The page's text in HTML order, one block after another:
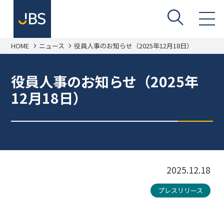
HOME ニュース 役員人事のお知らせ（2025年12月18日）
役員人事のお知らせ（2025年
12月18日）
2025.12.18
プレスリリース